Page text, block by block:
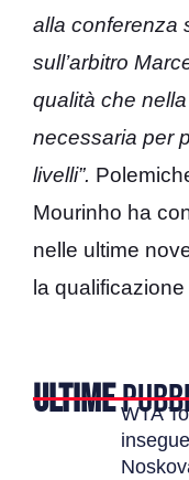
alla conferenza
sull’arbitro
qualità che
necessaria per
livelli”.
Mourinho ha
nelle ultime
la
ULTIMEWTA